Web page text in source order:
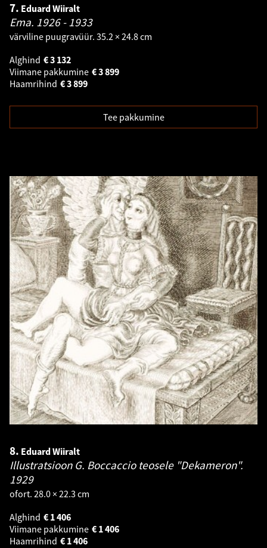
7. Eduard Wiiralt
Ema. 1926 - 1933
värviline puugravüür. 35.2 × 24.8 cm
Alghind
3 132
€
Viimane pakkumine
3 899
€
Haamrihind
3 899
€
Tee pakkumine
8. Eduard Wiiralt
Illustratsioon G. Boccaccio teosele "Dekameron".
1929
ofort. 28.0 × 22.3 cm
Alghind
1 406
€
Viimane pakkumine
1 406
€
Haamrihind
1 406
€